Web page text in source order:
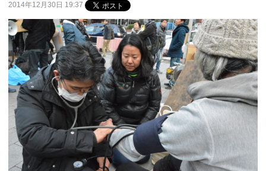
2014年12月30日 19:37